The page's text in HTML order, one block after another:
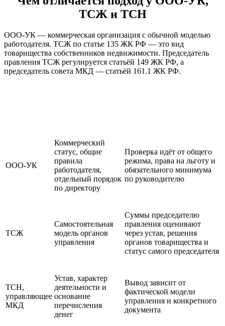
ТСЖ и ТСН
ООО-УК — коммерческая организация с обычной моделью
работодателя. ТСЖ по статье 135 ЖК РФ — это вид
товарищества собственников недвижимости. Председатель
правления ТСЖ регулируется статьёй 149 ЖК РФ, а
председатель совета МКД — статьёй 161.1 ЖК РФ.
ООО-УК
Коммерческий
статус, общие
правила
работодателя,
отдельный порядок
по директору
Проверка идёт от общего
режима, права на льготу и
обязательного минимума
по руководителю
ТСЖ
Самостоятельная
модель органов
управления
Суммы председателю
правления оценивают
через устав, решения
органов товарищества и
статус самого председателя
ТСН,
управляющее
МКД
Устав, характер
деятельности и
основание
перечисления
денег
Вывод зависит от
фактической модели
управления и конкретного
документа